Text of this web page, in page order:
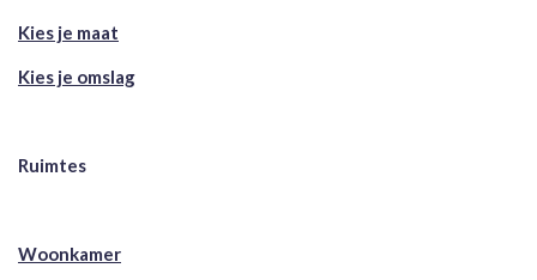
Kies je maat
Kies je omslag
Ruimtes
Woonkamer